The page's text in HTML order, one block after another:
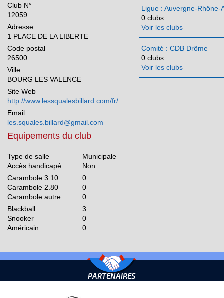
Méditerranée
Nouvelle Aquitaine
Occitanie
Pays de la Loire
Réunion
Club N°
12059
Adresse
1 PLACE DE LA LIBERTE
Code postal
26500
Ville
BOURG LES VALENCE
Site Web
http://www.lessqualesbillard.com/fr/
Email
les.squales.billard@gmail.com
Ligue : Auvergne-Rhône-
0 clubs
Voir les clubs
Comité : CDB Drôme
0 clubs
Voir les clubs
Equipements du club
Type de salle
Municipale
Accès handicapé
Non
Carambole 3.10
0
Carambole 2.80
0
Carambole autre
0
Blackball
3
Snooker
0
Américain
0
PARTENAIRES